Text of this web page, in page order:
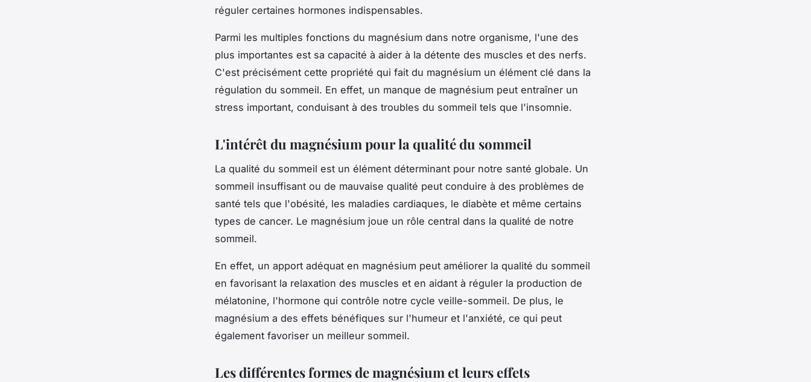
réguler certaines hormones indispensables.
Parmi les multiples fonctions du magnésium dans notre organisme, l'une des
plus importantes est sa capacité à aider à la détente des muscles et des nerfs.
C'est précisément cette propriété qui fait du magnésium un élément clé dans la
régulation du sommeil. En effet, un manque de magnésium peut entraîner un
stress important, conduisant à des troubles du sommeil tels que l'insomnie.
L'intérêt du magnésium pour la qualité du sommeil
La qualité du sommeil est un élément déterminant pour notre santé globale. Un
sommeil insuffisant ou de mauvaise qualité peut conduire à des problèmes de
santé tels que l'obésité, les maladies cardiaques, le diabète et même certains
types de cancer. Le magnésium joue un rôle central dans la qualité de notre
sommeil.
En effet, un apport adéquat en magnésium peut améliorer la qualité du sommeil
en favorisant la relaxation des muscles et en aidant à réguler la production de
mélatonine, l'hormone qui contrôle notre cycle veille-sommeil. De plus, le
magnésium a des effets bénéfiques sur l'humeur et l'anxiété, ce qui peut
également favoriser un meilleur sommeil.
Les différentes formes de magnésium et leurs effets